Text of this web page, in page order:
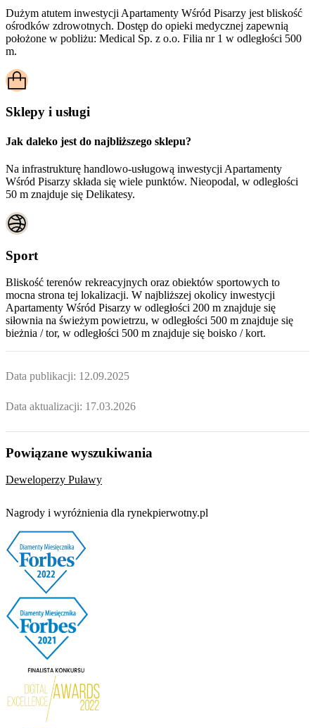
Dużym atutem inwestycji Apartamenty Wśród Pisarzy jest bliskość
ośrodków zdrowotnych. Dostęp do opieki medycznej zapewnią
położone w pobliżu: Medical Sp. z o.o. Filia nr 1 w odległości 500
m.
Sklepy i usługi
Jak daleko jest do najbliższego sklepu?
Na infrastrukturę handlowo-usługową inwestycji Apartamenty
Wśród Pisarzy składa się wiele punktów. Nieopodal, w odległości
50 m znajduje się Delikatesy.
Sport
Bliskość terenów rekreacyjnych oraz obiektów sportowych to
mocna strona tej lokalizacji. W najbliższej okolicy inwestycji
Apartamenty Wśród Pisarzy w odległości 200 m znajduje się
siłownia na świeżym powietrzu, w odległości 500 m znajduje się
bieżnia / tor, w odległości 500 m znajduje się boisko / kort.
Data publikacji: 12.09.2025
Data aktualizacji: 17.03.2026
Powiązane wyszukiwania
Deweloperzy Puławy
Nagrody i wyróżnienia dla rynekpierwotny.pl